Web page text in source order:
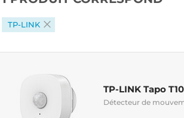
TP-LINK
TP-LINK Tapo
Détecteur de